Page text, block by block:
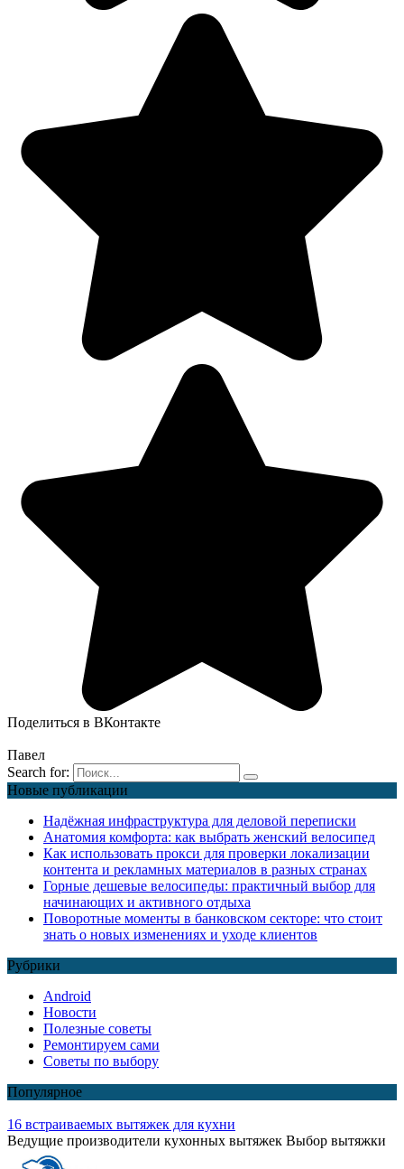
Поделиться в ВКонтакте
Павел
Search for:
Новые публикации
Надёжная инфраструктура для деловой переписки
Анатомия комфорта: как выбрать женский велосипед
Как использовать прокси для проверки локализации
контента и рекламных материалов в разных странах
Горные дешевые велосипеды: практичный выбор для
начинающих и активного отдыха
Поворотные моменты в банковском секторе: что стоит
знать о новых изменениях и уходе клиентов
Рубрики
Android
Новости
Полезные советы
Ремонтируем сами
Советы по выбору
Популярное
16 встраиваемых вытяжек для кухни
Ведущие производители кухонных вытяжек Выбор вытяжки